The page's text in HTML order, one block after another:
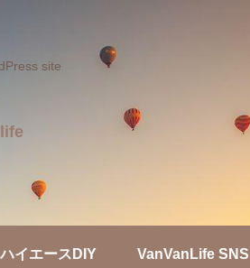
site
ハイエースDIY VanVanLife SNS